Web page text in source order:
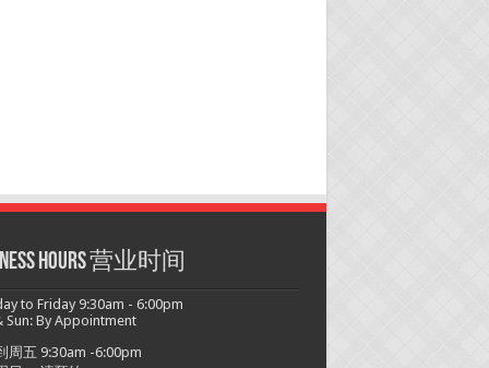
hours 营业时间
to Friday 9:30am - 6:00pm
Sun: By Appointment
周五 9:30am -6:00pm